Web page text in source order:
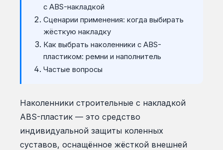
с ABS-накладкой
Сценарии применения: когда выбирать
жёсткую накладку
Как выбрать наколенники с ABS-
пластиком: ремни и наполнитель
Частые вопросы
Наколенники строительные с накладкой
ABS-пластик — это средство
индивидуальной защиты коленных
суставов, оснащённое жёсткой внешней